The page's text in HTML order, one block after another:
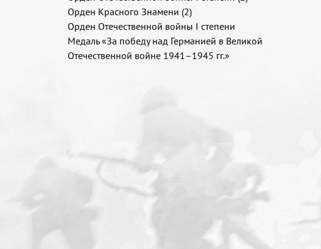
Орден Красного Знамени (2)
Орден Отечественной войны I степени
Медаль «За победу над Германией в Великой
Отечественной войне 1941–1945 гг.»